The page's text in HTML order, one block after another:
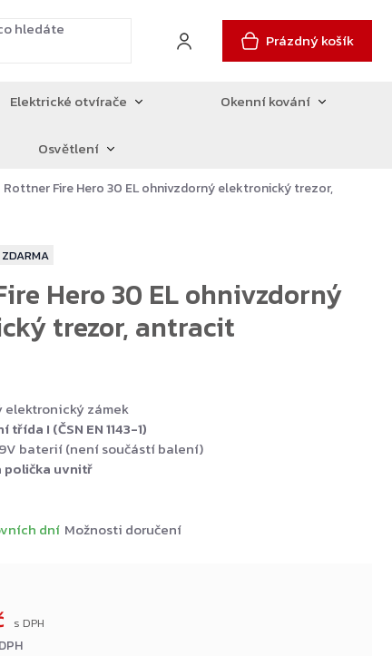
Prázdný košík
Elektrické otvírače
Okenní kování
Osvětlení
Rottner Fire Hero 30 EL ohnivzdorný elektronický trezor,
ZDARMA
Hero 30 EL ohnivzdorný
trezor, antracit
dní Možnosti doručení
elektronický zámek
I (ČSN EN 1143-1)
baterií (není součástí balení)
polička uvnitř